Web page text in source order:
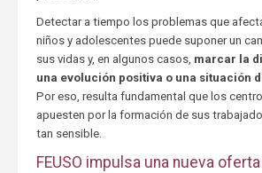
Detectar a tiempo los problemas que
niños y adolescentes puede suponer un
sus vidas y, en algunos casos, marcar la
una evolución positiva o una situación
Por eso, resulta fundamental que los
apuesten por la formación de sus
tan sensible.
FEUSO impulsa una nueva